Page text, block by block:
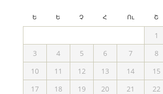
Ե Ե Չ Հ Ու Շ
1
3
4 5 6 7 8
10
11 12 13 14 15
17
18 19 20 21 22